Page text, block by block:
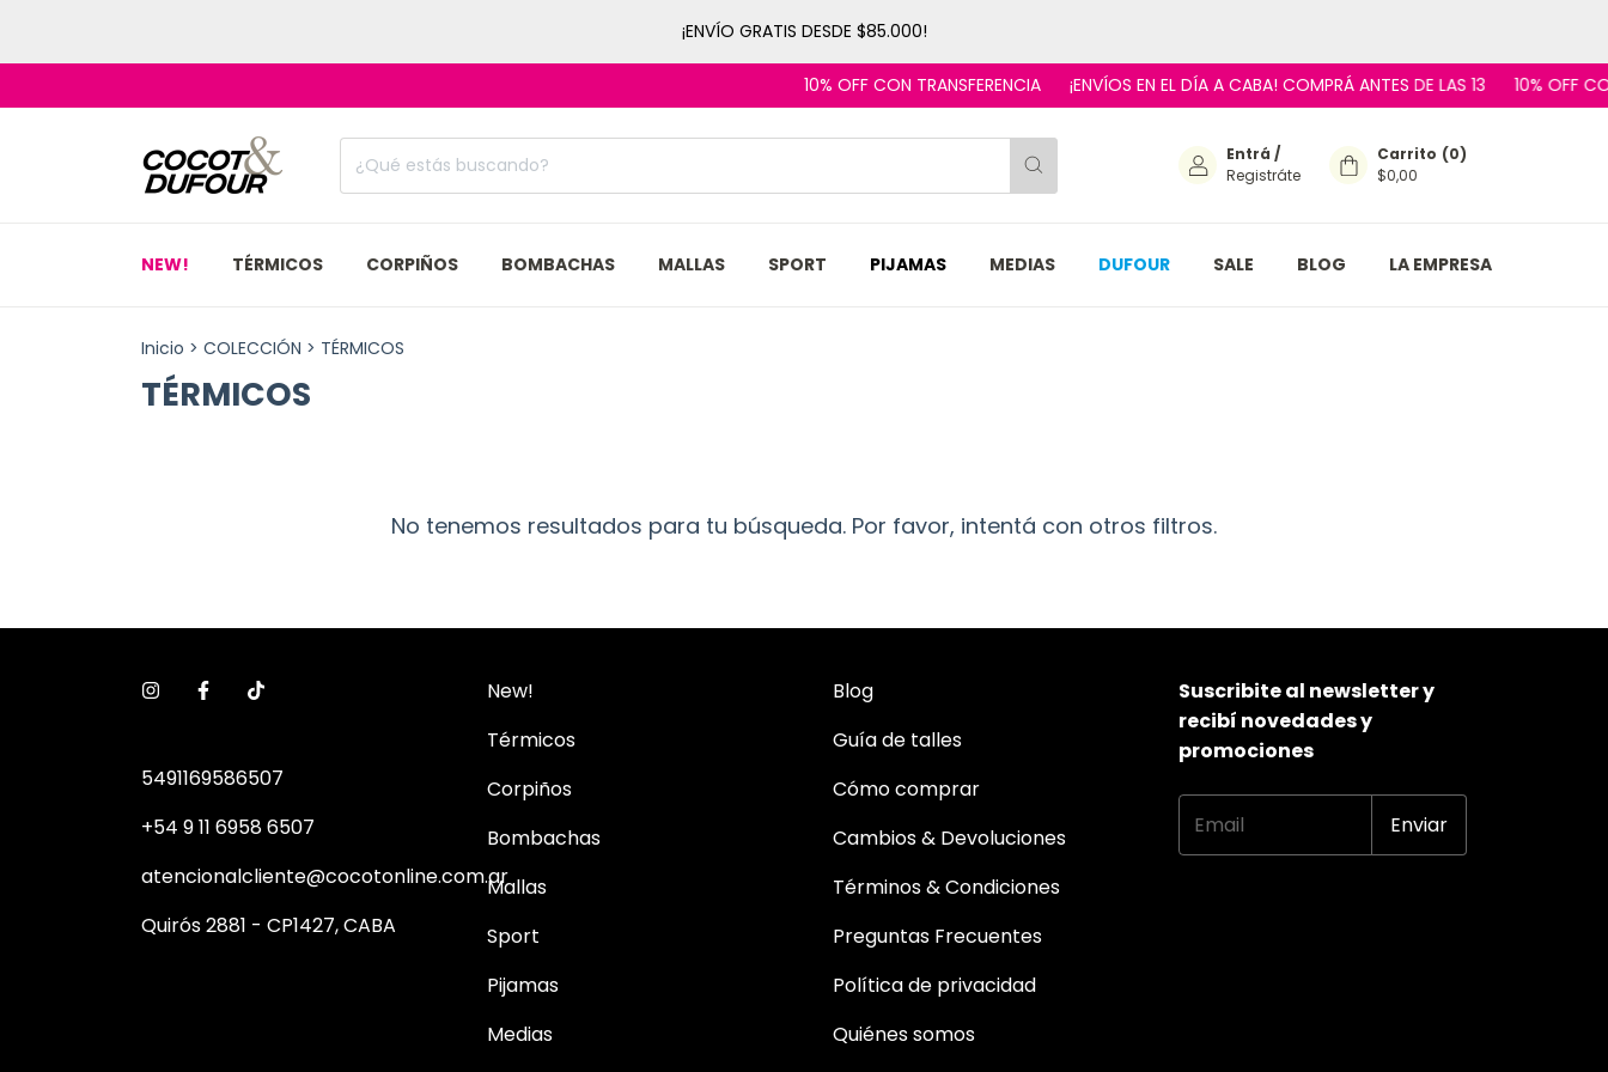
¡ENVÍO GRATIS DESDE $85.000!
10% OFF CON TRANSFERENCIA ¡ENVÍOS EN EL DÍA A CABA! COMPRÁ ANTES DE LAS 13 10% OFF
Entrá /
Registráte
Carrito (0)
$0,00
NEW! TÉRMICOS CORPIÑOS BOMBACHAS MALLAS SPORT PIJAMAS MEDIAS DUFOUR SALE BLOG LA EMPRESA
Inicio > COLECCIÓN > TÉRMICOS
TÉRMICOS
No tenemos resultados para tu búsqueda. Por favor, intentá con otros filtros.
5491169586507
+54 9 11 6958 6507
atencionalcliente@cocotonline.com.ar
Quirós 2881 - CP1427, CABA
New!
Térmicos
Corpiños
Bombachas
Mallas
Sport
Pijamas
Medias
Blog
Guía de talles
Cómo comprar
Cambios & Devoluciones
Términos & Condiciones
Preguntas Frecuentes
Política de privacidad
Quiénes somos
Suscribite al newsletter y
recibí novedades y
promociones